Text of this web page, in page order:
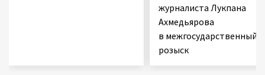
журналиста Лукпана
Ахмедьярова
в межгосударственный
розыск